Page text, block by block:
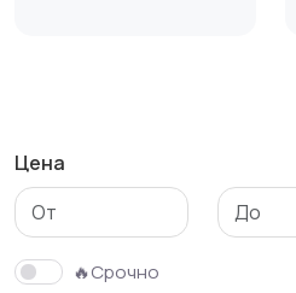
Изготовление на
заказ
Цена
🔥Срочно